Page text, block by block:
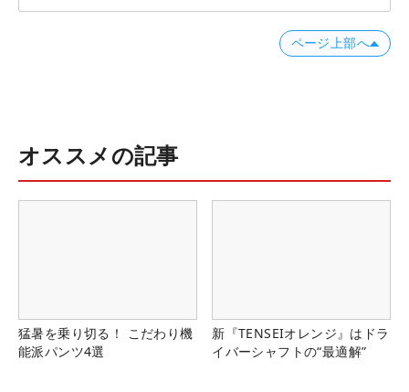
ページ上部へ
オススメの記事
猛暑を乗り切る！ こだわり機
能派パンツ4選
新『TENSEIオレンジ』はドラ
イバーシャフトの“最適解”